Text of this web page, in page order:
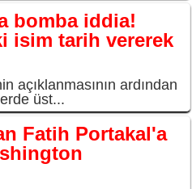
bomba iddia!
isim tarih vererek
açıklanmasının ardından
üst...
Fatih Portakal'a